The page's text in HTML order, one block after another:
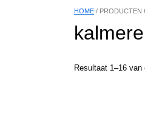
HOME / PRODUCTEN
Resultaat 1–16